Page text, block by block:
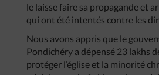
le laisse faire sa propagande et
qui ont été intentés contre les
Nous avons appris que le
Pondichéry a dépensé 23 lakhs
protéger l’église et la minorité